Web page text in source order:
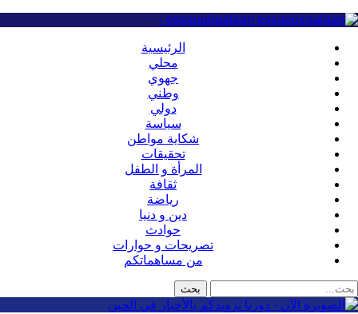
essaouiraalaan -
الرئيسية
محلي
جهوي
وطني
دولي
سياسة
شكاية مواطن
تحقيقات
المرأة و الطفل
ثقافة
رياضة
دين و دنيا
حوادث
تصريحات و حوارات
من مساهماتكم